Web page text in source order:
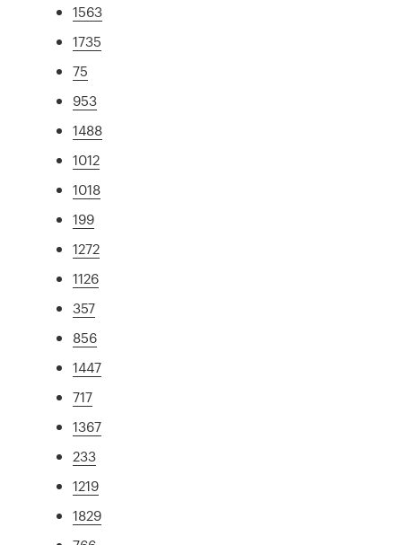
1563
1735
75
953
1488
1012
1018
199
1272
1126
357
856
1447
717
1367
233
1219
1829